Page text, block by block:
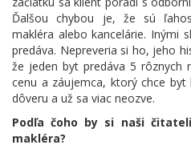
Ďalšou chybou je, že sú
makléra alebo kancelárie.
predáva. Nepreveria si ho, jeho
že jeden byt predáva 5
cenu a záujemca, ktorý chce
dôveru a už sa viac neozve.
Podľa čoho by si naši
makléra?